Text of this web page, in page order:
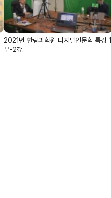
2021년 한림과학원 디지털인문학 특강 1
부-2강.